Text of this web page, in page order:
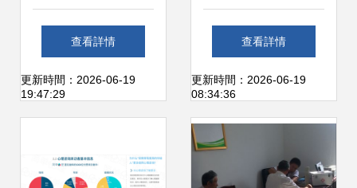
中國休閑零食行業
現狀分析 市場分
查看詳情
更新時間：2026-06-19
19:47:29
科技創新聯盟:開啟
健康產業新紀元
\n\n一、聯盟成立
的時代意義\n\n202
查看詳情
更新時間：2026-06-19
08:34:36